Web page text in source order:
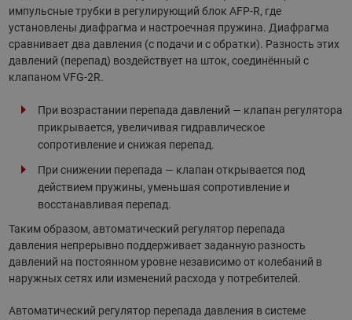
импульсные трубки в регулирующий блок AFP-R, где
установлены диафрагма и настроечная пружина. Диафрагма
сравнивает два давления (с подачи и с обратки). Разность этих
давлений (перепад) воздействует на шток, соединённый с
клапаном VFG-2R.
При возрастании перепада давлений — клапан регулятора
прикрывается, увеличивая гидравлическое
сопротивление и снижая перепад.
При снижении перепада — клапан открывается под
действием пружины, уменьшая сопротивление и
восстанавливая перепад.
Таким образом, автоматический регулятор перепада
давления непрерывно поддерживает заданную разность
давлений на постоянном уровне независимо от колебаний в
наружных сетях или изменений расхода у потребителей.
Автоматический регулятор перепада давления в системе